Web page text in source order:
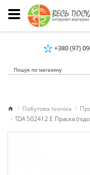
+380 (97)
Побутова техніка
TDA 502412 E Праска